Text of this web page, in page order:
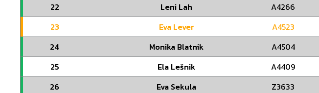
22
Leni Lah A4266
23
Eva Lever A4523
24
Monika Blatnik A4504
25
Ela Lešnik A4409
26
Eva Sekula Z3633